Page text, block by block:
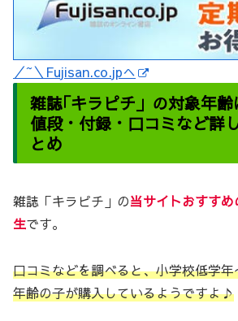
／~＼Fujisan.co.jpへ
雑誌｢キラピチ」の対象年
値段・付録・口コミなど詳
とめ
雑誌「キラピチ」の当サイトおすす
生です。
口コミなどを調べると、小学校低学
年齢の子が購入しているようですよ♪